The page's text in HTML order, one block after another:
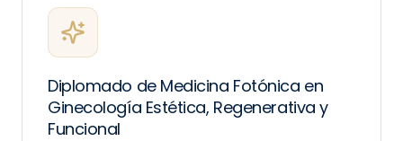
Diplomado de Medicina Fotónica en
Ginecología Estética, Regenerativa y
Funcional